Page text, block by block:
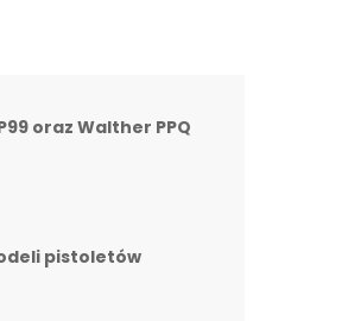
oraz Walther PPQ
pistoletów